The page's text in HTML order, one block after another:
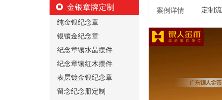
金银章牌定制
纯金银纪念章
银镶金纪念章
纪念章镶水晶摆件
纪念章镶红木摆件
表层镀金银纪念章
留念纪念册定制
案例详情 定制